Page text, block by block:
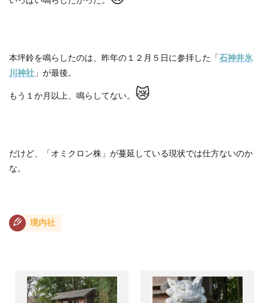
本坪鈴を鳴らしたのは、昨年の１２月５日に参拝した「石神井氷
川神社 」が最後。
もう１か月以上、鳴らしてない。 😿
だけど、「オミクロン株」が蔓延している現状では仕方ないのか
な。
境内社